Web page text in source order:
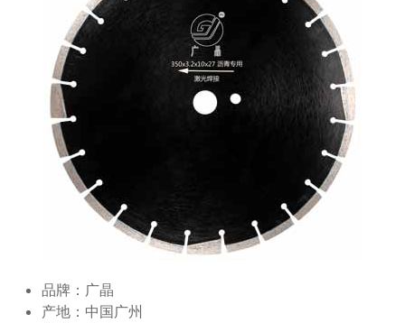
品牌：广晶
产地：中国广州